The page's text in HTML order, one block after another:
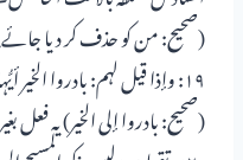
(صحیح: من کو حذف کر دیا
۱۹: وإذا قیل لہم: بادروا الخیر أیُّہا الناس!
(صحیح: بادروا إلی الخیر) یہ